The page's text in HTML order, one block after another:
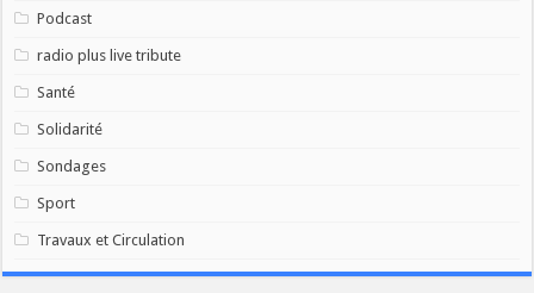
Podcast
radio plus live tribute
Santé
Solidarité
Sondages
Sport
Travaux et Circulation